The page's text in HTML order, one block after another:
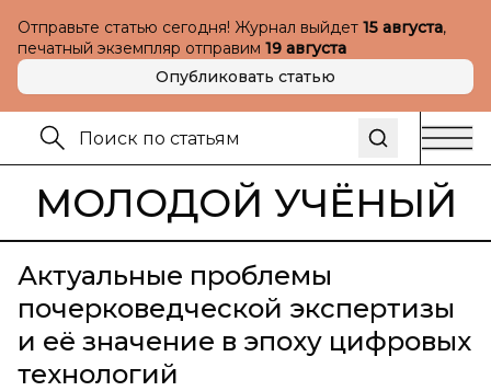
Отправьте статью сегодня! Журнал выйдет 15 августа,
печатный экземпляр отправим 19 августа
Опубликовать статью
МОЛОДОЙ УЧЁНЫЙ
Актуальные проблемы
почерковедческой экспертизы
и её значение в эпоху цифровых
технологий